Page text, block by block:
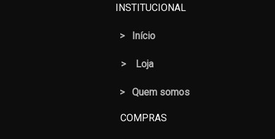
INSTITUCIONAL
> Início
> Loja
> Quem somos
COMPRAS